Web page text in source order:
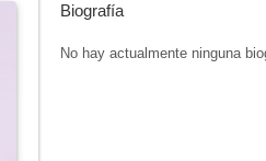
Biografía
No hay actualmente ninguna